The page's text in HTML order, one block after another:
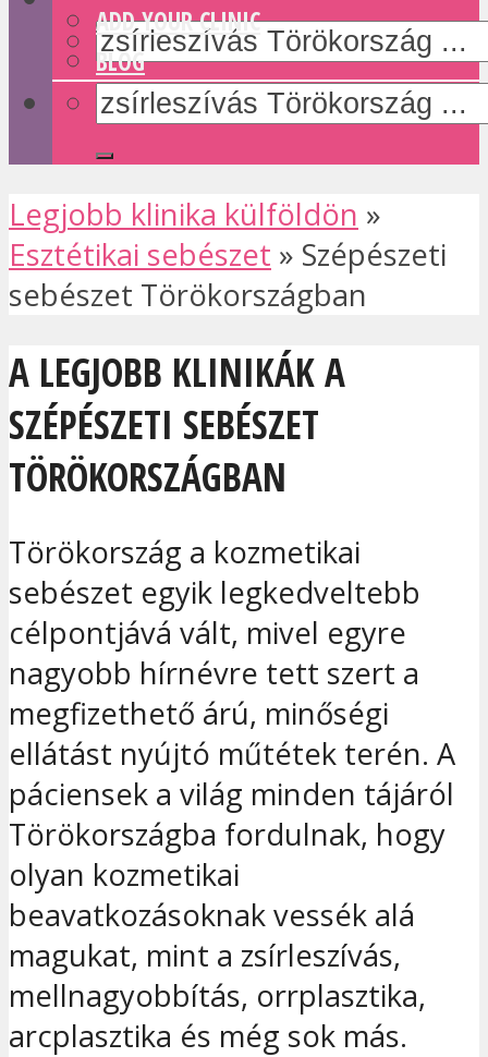
ADD YOUR CLINIC
BLOG
Legjobb klinika külföldön »
Esztétikai sebészet » Szépészeti
sebészet Törökországban
A LEGJOBB KLINIKÁK A
SZÉPÉSZETI SEBÉSZET
TÖRÖKORSZÁGBAN
Törökország a kozmetikai
sebészet egyik legkedveltebb
célpontjává vált, mivel egyre
nagyobb hírnévre tett szert a
megfizethető árú, minőségi
ellátást nyújtó műtétek terén. A
páciensek a világ minden tájáról
Törökországba fordulnak, hogy
olyan kozmetikai
beavatkozásoknak vessék alá
magukat, mint a zsírleszívás,
mellnagyobbítás, orrplasztika,
arcplasztika és még sok más.